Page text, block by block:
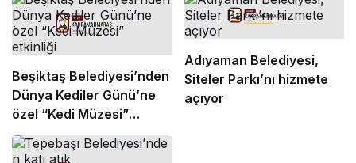
Beşiktaş Belediyesi’nden
Dünya Kediler Günü’ne
özel “Kedi Müzesi”
etkinliği
Adıyaman Belediyesi,
Siteler Parkı’nı hizmete
açıyor